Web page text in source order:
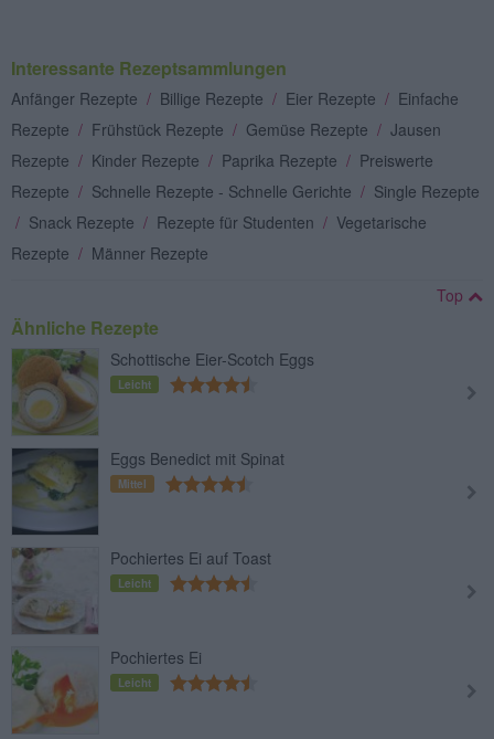
Interessante Rezeptsammlungen
Anfänger Rezepte / Billige Rezepte / Eier Rezepte / Einfache
Rezepte / Frühstück Rezepte / Gemüse Rezepte / Jausen
Rezepte / Kinder Rezepte / Paprika Rezepte / Preiswerte
Rezepte / Schnelle Rezepte - Schnelle Gerichte / Single Rezepte
/ Snack Rezepte / Rezepte für Studenten / Vegetarische
Rezepte / Männer Rezepte
Top
Ähnliche Rezepte
Schottische Eier-Scotch Eggs
Leicht
Eggs Benedict mit Spinat
Mittel
Pochiertes Ei auf Toast
Leicht
Pochiertes Ei
Leicht